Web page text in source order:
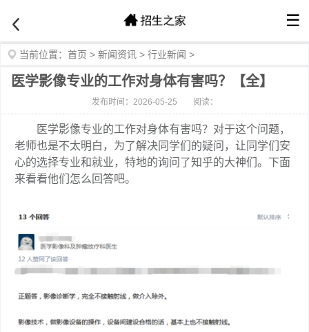
☰
当前位置： 首页 > 新闻资讯 > 行业新闻 >
医学影像专业的工作对身体有害吗？【全】
发布时间：2026-05-25 阅读：
医学影像专业的工作对身体有害吗？对于这个问题，
老师也是不太明白，为了解决同学们的疑问，让同学们安
心的选择专业和就业，特地的询问了知乎的大神们。下面
来看看他们怎么回答吧。